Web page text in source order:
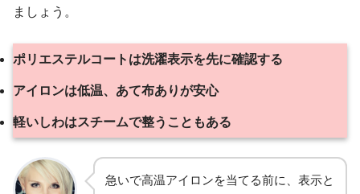
ましょう。
ポリエステルコートは洗濯表示を先に確認する
アイロンは低温、あて布ありが安心
軽いしわはスチームで整うこともある
急いで高温アイロンを当てる前に、表示と